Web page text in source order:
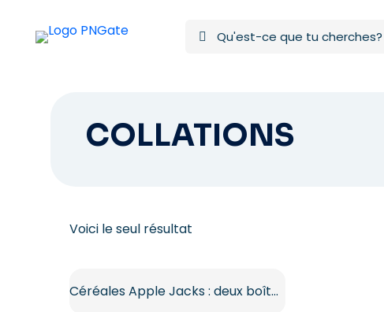
COLLATIONS
Voici le seul résultat
Céréales Apple Jacks : deux boîtes colorées (PNG gratuit)